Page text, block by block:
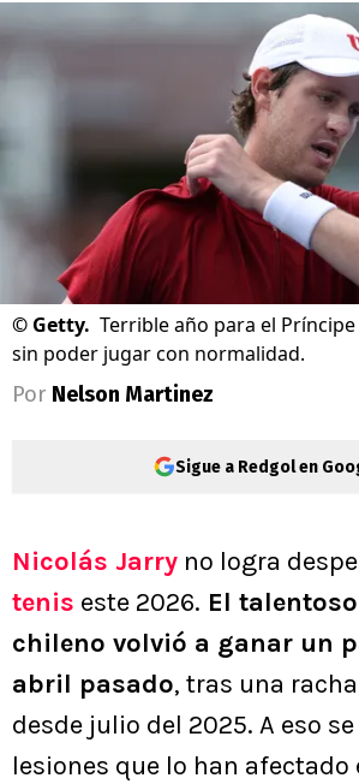
© Getty. Terrible año para el
sin poder jugar con normalidad.
Por Nelson Martinez
Sigue a Redgol en
Nicolás Jarry no logra
tenis este 2026. El
chileno volvió a ganar un
abril pasado, tras una
desde julio del 2025. A eso
lesiones que lo han afectado